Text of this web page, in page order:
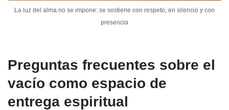
La luz del alma no se impone: se sostiene con respeto, en silencio y con
presencia
Preguntas frecuentes sobre el
vacío como espacio de
entrega espiritual